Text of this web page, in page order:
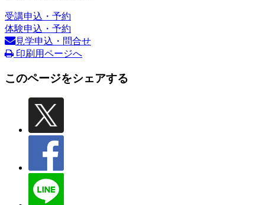
受講申込・予約
体験申込・予約
見学申込・問合せ
印刷用ページへ
このページをシェアする